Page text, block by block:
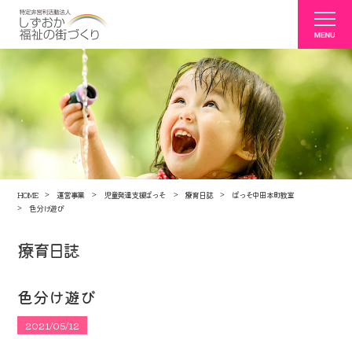
HOME 運営事業 児童発達支援ぱっそ 療育日誌
ぱっそ中田本町教室
色分け遊び
療育日誌
色分け遊び
2021/05/12